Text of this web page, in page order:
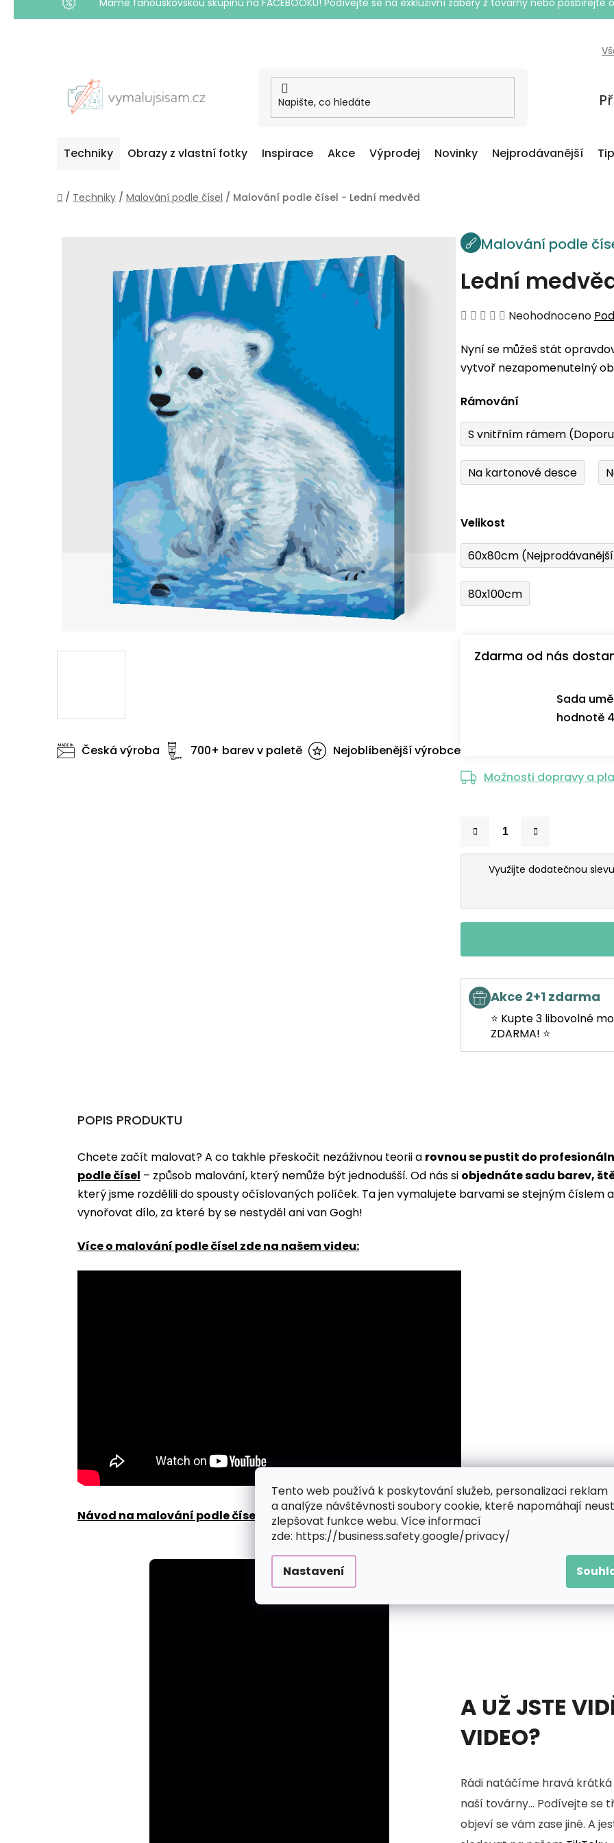
Tento web používá k poskytování služeb, personalizaci reklam
a analýze návštěvnosti soubory cookie, které napomáhají
zlepšovat funkce webu. Více informací
zde: https://business.safety.google/privacy/
Nastavení
Máme fanouškovskou skupinu na FACEBOOKU! Podívejte se na exkluzivní záběry z továrny nebo
Techniky Obrazy z vlastní fotky Inspirace Akce Výprodej Novinky Nejprodávanější
Domů
/ Techniky / Malování podle čísel / Malování podle čísel - Lední medvěd
Malování podle
Lední
Průměrné
produktu
je
z
5
hvězdiček.
Neohodnoceno
Nyní se můžeš stát
vytvoř nezapomenutelný
Rámování
S vnitřním rámem
Na kartonové desce
Velikost
60x80cm
80x100cm
Zdarma od nás
Sada
hodnotě
Možnosti dopravy a
Využijte dodatečnou
Akce 2+1 zdarma
⭐ Kupte 3 libovolné
ZDARMA! ⭐
Česká výroba 700+ barev v paletě Nejoblíbenější výrobce
POPIS PRODUKTU
Chcete začít malovat? A co takhle přeskočit nezáživnou teorii a rovnou se pustit do
podle čísel ­­– způsob malování, který nemůže být jednodušší. Od nás si objednáte sadu barev,
který jsme rozdělili do spousty očíslovaných políček. Ta jen vymalujete barvami se stejným číslem
vynořovat dílo, za které by se nestyděl ani van Gogh!
Více o malování podle čísel zde na našem videu:
Návod na malování podle čísel zde.
A UŽ JSTE
VIDEO?
Rádi natáčíme hravá krátká
naší továrny... Podívejte se
objeví se vám zase jiné. A